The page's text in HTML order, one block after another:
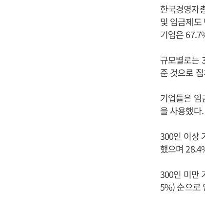
한국경영자
및 임금제도
기업은
규모별로는
준 것으로
기업들은 임
을 사용했다.
300인 이상
했으며
300인 미만
5%) 순으로